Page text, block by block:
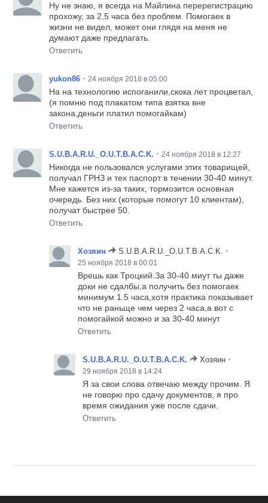
Ну не знаю, я всегда на Майлина перерегистрацию
прохожу, за 2,5 часа без проблем. Помогаек в
жизни не видел, может они глядя на меня не
думают даже предлагать.
Ответить
yukon86 • 24 ноября 2018 в 05:00
На на технологию испоганили,скока лет процветал,
(я помню под плакатом типа взятка вне
закона,деньги платил помогайкам)
Ответить
S.U.B.A.R.U._O.U.T.B.A.C.K. • 24 ноября 2018 в 12:27
Никогда не пользовался услугами этих товарищей,
получал ГРНЗ и тех паспорт в течении 30-40 минут.
Мне кажется из-за таких, тормозится основная
очередь. Без них (которые помогут 10 клиентам),
получат быстрее 50.
Ответить
Хозяин S.U.B.A.R.U._O.U.T.B.A.C.K. •
25 ноября 2018 в 00:01
Врешь как Троцкий.За 30-40 миут ты даже
доки не сдалбы,а получить без помогаек
минимум 1.5 часа,хотя практика показывает
что не раньще чем через 2 часа,а вот с
помогайкой можно и за 30-40 минут
Ответить
S.U.B.A.R.U._O.U.T.B.A.C.K. Хозяин •
29 ноября 2018 в 14:24
Я за свои слова отвечаю между прочим. Я
не говорю про сдачу документов, я про
время ожидания уже после сдачи.
Ответить